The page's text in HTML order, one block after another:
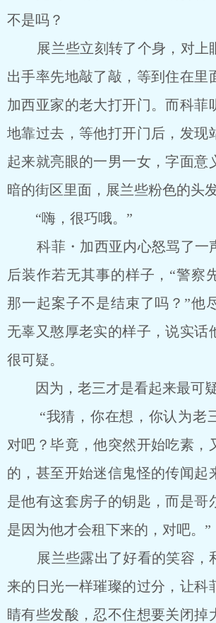
不是吗？
展兰些立刻转了个身，对上
出手率先地敲了敲，等到住在里
加西亚家的老大打开门。而科菲
地靠过去，等他打开门后，发现
起来就亮眼的一男一女，字面意
暗的街区里面，展兰些粉色的头
“嗨，很巧哦。”
科菲・加西亚内心怒骂了一
后装作若无其事的样子，“警察
那一起案子不是结束了吗？”他
无辜又憨厚老实的样子，说实话
很可疑。
因为，老三才是看起来最可疑
“我猜，你在想，你认为老
对吧？毕竟，他突然开始吃素，
的，甚至开始迷信鬼怪的传闻起
是他有这套房子的钥匙，而是哥
是因为他才会租下来的，对吧。”
展兰些露出了好看的笑容，
来的日光一样璀璨的过分，让科
睛有些发酸，忍不住想要关闭掉